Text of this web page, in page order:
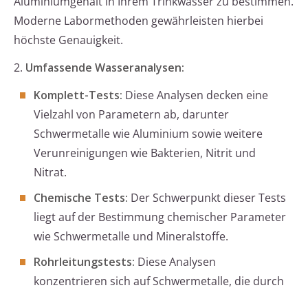
Moderne Labormethoden gewährleisten hierbei
höchste Genauigkeit.
2. Umfassende Wasseranalysen:
Komplett-Tests: Diese Analysen decken eine
Vielzahl von Parametern ab, darunter
Schwermetalle wie Aluminium sowie weitere
Verunreinigungen wie Bakterien, Nitrit und
Nitrat.
Chemische Tests: Der Schwerpunkt dieser Tests
liegt auf der Bestimmung chemischer Parameter
wie Schwermetalle und Mineralstoffe.
Rohrleitungstests: Diese Analysen
konzentrieren sich auf Schwermetalle, die durch